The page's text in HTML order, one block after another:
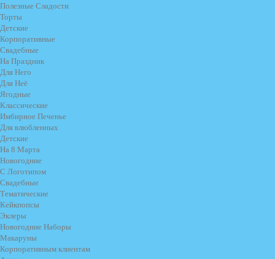
Полезные Сладости
Торты
Детские
Корпоративные
Свадебные
На Праздник
Для Него
Для Неё
Ягодные
Классические
Имбирное Печенье
Для влюбленных
Детские
На 8 Марта
Новогодние
С Логотипом
Свадебные
Тематические
Кейкпопсы
Эклеры
Новогодние Наборы
Макаруны
Корпоративным клиентам